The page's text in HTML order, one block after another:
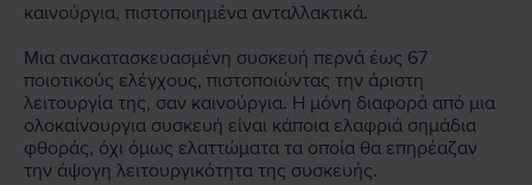
καινούργια, πιστοποιημένα ανταλλακτικά.
Μια ανακατασκευασμένη συσκευή περνά έως 67
ποιοτικούς ελέγχους, πιστοποιώντας την άριστη
λειτουργία της, σαν καινούργια. Η μόνη διαφορά από μια
ολοκαίνουργια συσκευή είναι κάποια ελαφριά σημάδια
φθοράς, όχι όμως ελαττώματα τα οποία θα επηρέαζαν
την άψογη λειτουργικότητα της συσκευής.